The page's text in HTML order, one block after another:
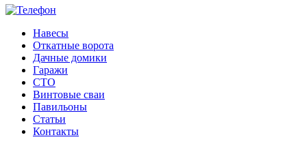
Навесы
Откатные ворота
Дачные домики
Гаражи
СТО
Винтовые сваи
Павильоны
Статьи
Контакты